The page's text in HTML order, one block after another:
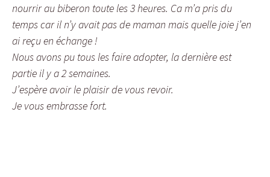
nourrir au biberon toute les 3 heures. Ca m’a pris du
temps car il n’y avait pas de maman mais quelle joie j’en
ai reçu en échange !
Nous avons pu tous les faire adopter, la dernière est
partie il y a 2 semaines.
J’espère avoir le plaisir de vous revoir.
Je vous embrasse fort.